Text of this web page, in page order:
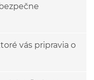
vás pripravia o